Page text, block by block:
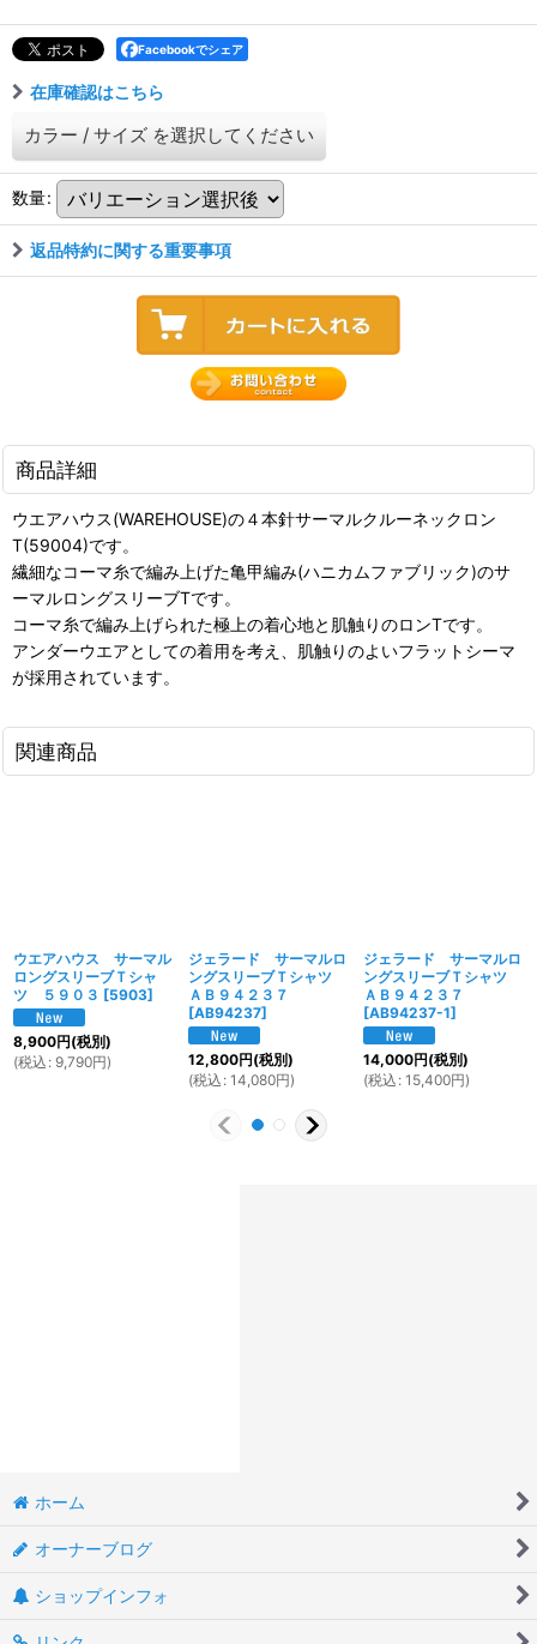
Facebookでシェア
在庫確認はこちら
カラー / サイズ を選択してください
数量:
返品特約に関する重要事項
商品詳細
ウエアハウス(WAREHOUSE)の４本針サーマルクルーネックロン
T(59004)です。
繊細なコーマ糸で編み上げた亀甲編み(ハニカムファブリック)のサ
ーマルロングスリーブTです。
コーマ糸で編み上げられた極上の着心地と肌触りのロンTです。
アンダーウエアとしての着用を考え、肌触りのよいフラットシーマ
が採用されています。
関連商品
ウエアハウス サーマル
ロングスリーブＴシャ
ツ ５９０３ [5903]
8,900円(税別)
(税込 : 9,790円)
ジェラード サーマルロ
ングスリーブＴシャツ
ＡＢ９４２３７
[AB94237]
12,800円(税別)
(税込 : 14,080円)
ジェラード サーマルロ
ングスリーブＴシャツ
ＡＢ９４２３７
[AB94237-1]
14,000円(税別)
(税込 : 15,400円)
ホーム
オーナーブログ
ショップインフォ